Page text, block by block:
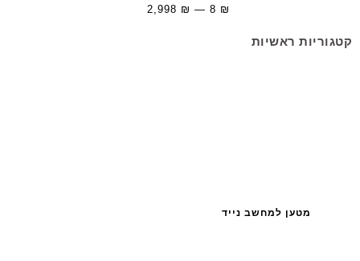
₪
8
—
₪
2,998
קטגוריות ראשיות
מטען למחשב נייד